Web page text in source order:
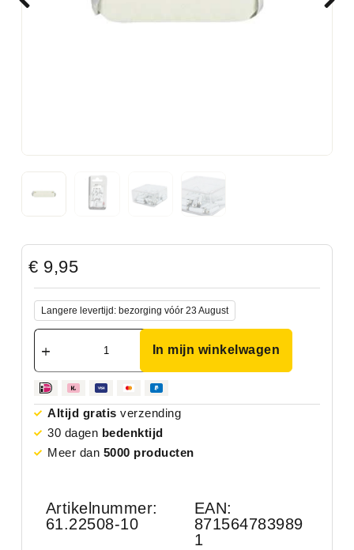
€ 9,95
Langere levertijd: bezorging vóór 23 August
In mijn winkelwagen
Altijd gratis verzending
30 dagen bedenktijd
Meer dan 5000 producten
Artikelnummer:
61.22508-10
EAN:
871564783989
1